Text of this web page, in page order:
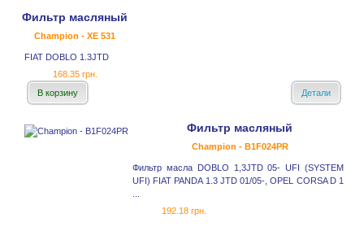
Фильтр масляный
Champion - XE 531
FIAT DOBLO 1.3JTD
168.35 грн.
В корзину
Детали
Фильтр масляный
Champion - B1F024PR
Фильтр масла DOBLO 1,3JTD 05- UFI (SYSTEM
UFI) FIAT PANDA 1.3 JTD 01/05-, OPEL CORSA D 1
192.18 грн.